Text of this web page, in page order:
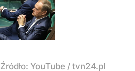
Źródło: YouTube / tvn24.pl